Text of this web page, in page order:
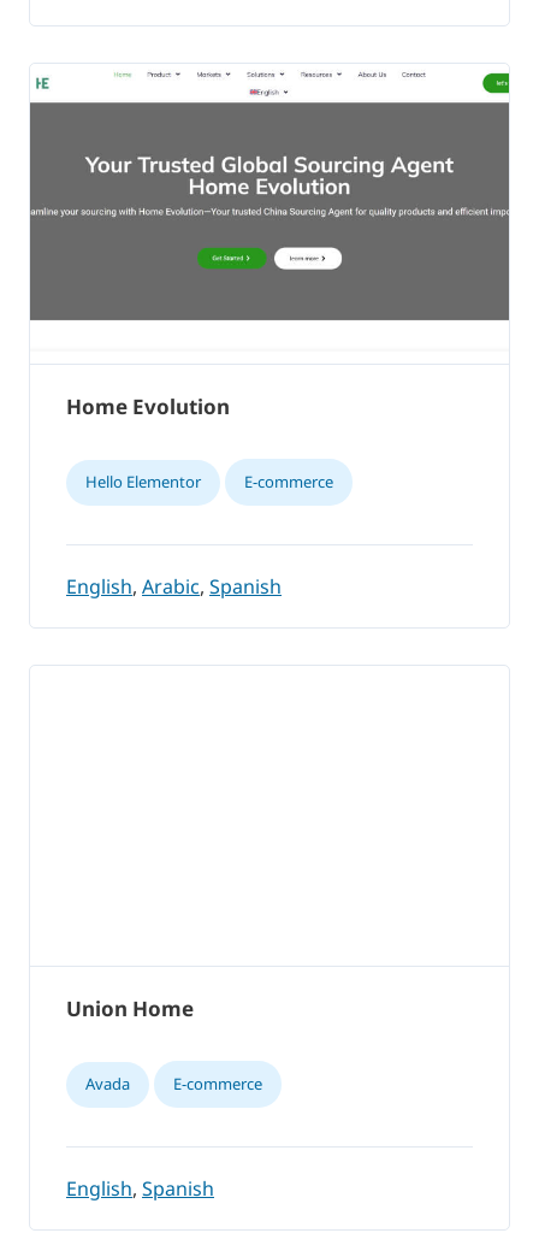
Home Evolution
Hello Elementor E-commerce
English, Arabic, Spanish
Union Home
Avada E-commerce
English, Spanish